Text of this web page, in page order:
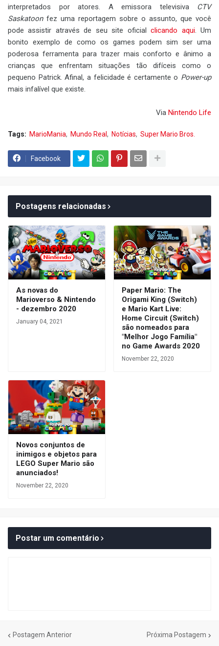
interpretados por atores. A emissora televisiva
CTV
Saskatoonfez uma reportagem sobre o assunto, que você
pode assistir através de seu site oficialclicando aqui. Um
bonito exemplo de como os games podem sim ser uma
poderosa ferramenta para trazer mais conforto e ânimo a
crianças que enfrentam situações tão difíceis como o
pequeno Patrick. Afinal, a felicidade é certamente o Power-up
mais infalível que existe.
Via Nintendo Life
Tags: MarioMania Mundo Real Notícias Super Mario Bros.
Facebook
Postagens relacionadas
As novas do
Marioverso & Nintendo
- dezembro 2020
January 04, 2021
Paper Mario: The
Origami King (Switch)
e Mario Kart Live:
Home Circuit (Switch)
são nomeados para
"Melhor Jogo Família"
no Game Awards 2020
November 22, 2020
Novos conjuntos de
inimigos e objetos para
LEGO Super Mario são
anunciados!
November 22, 2020
Postar um comentário
Postagem Anterior Próxima Postagem